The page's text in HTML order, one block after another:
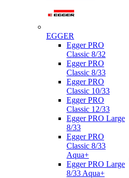
EGGER
Egger PRO
Classic 8/32
Egger PRO
Classic 8/33
Egger PRO
Classic 10/33
Egger PRO
Classic 12/33
Egger PRO Large
8/33
Egger PRO
Classic 8/33
Aqua+
Egger PRO Large
8/33 Aqua+